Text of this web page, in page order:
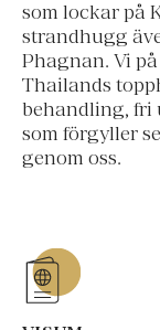
som lockar på
strandhugg
Phagnan. Vi
Thailands
behandling, fri
som förgyller
genom oss.